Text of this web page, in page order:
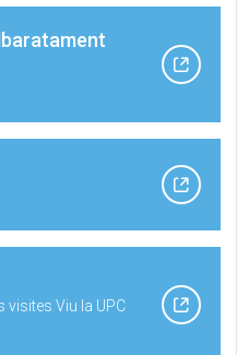
visites Viu la UPC